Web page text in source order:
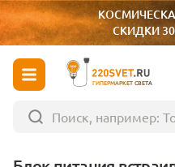
СКИДКИ
ГИПЕРМАРКЕТ СВЕТА